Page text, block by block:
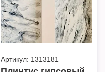
Артикул: 1313181